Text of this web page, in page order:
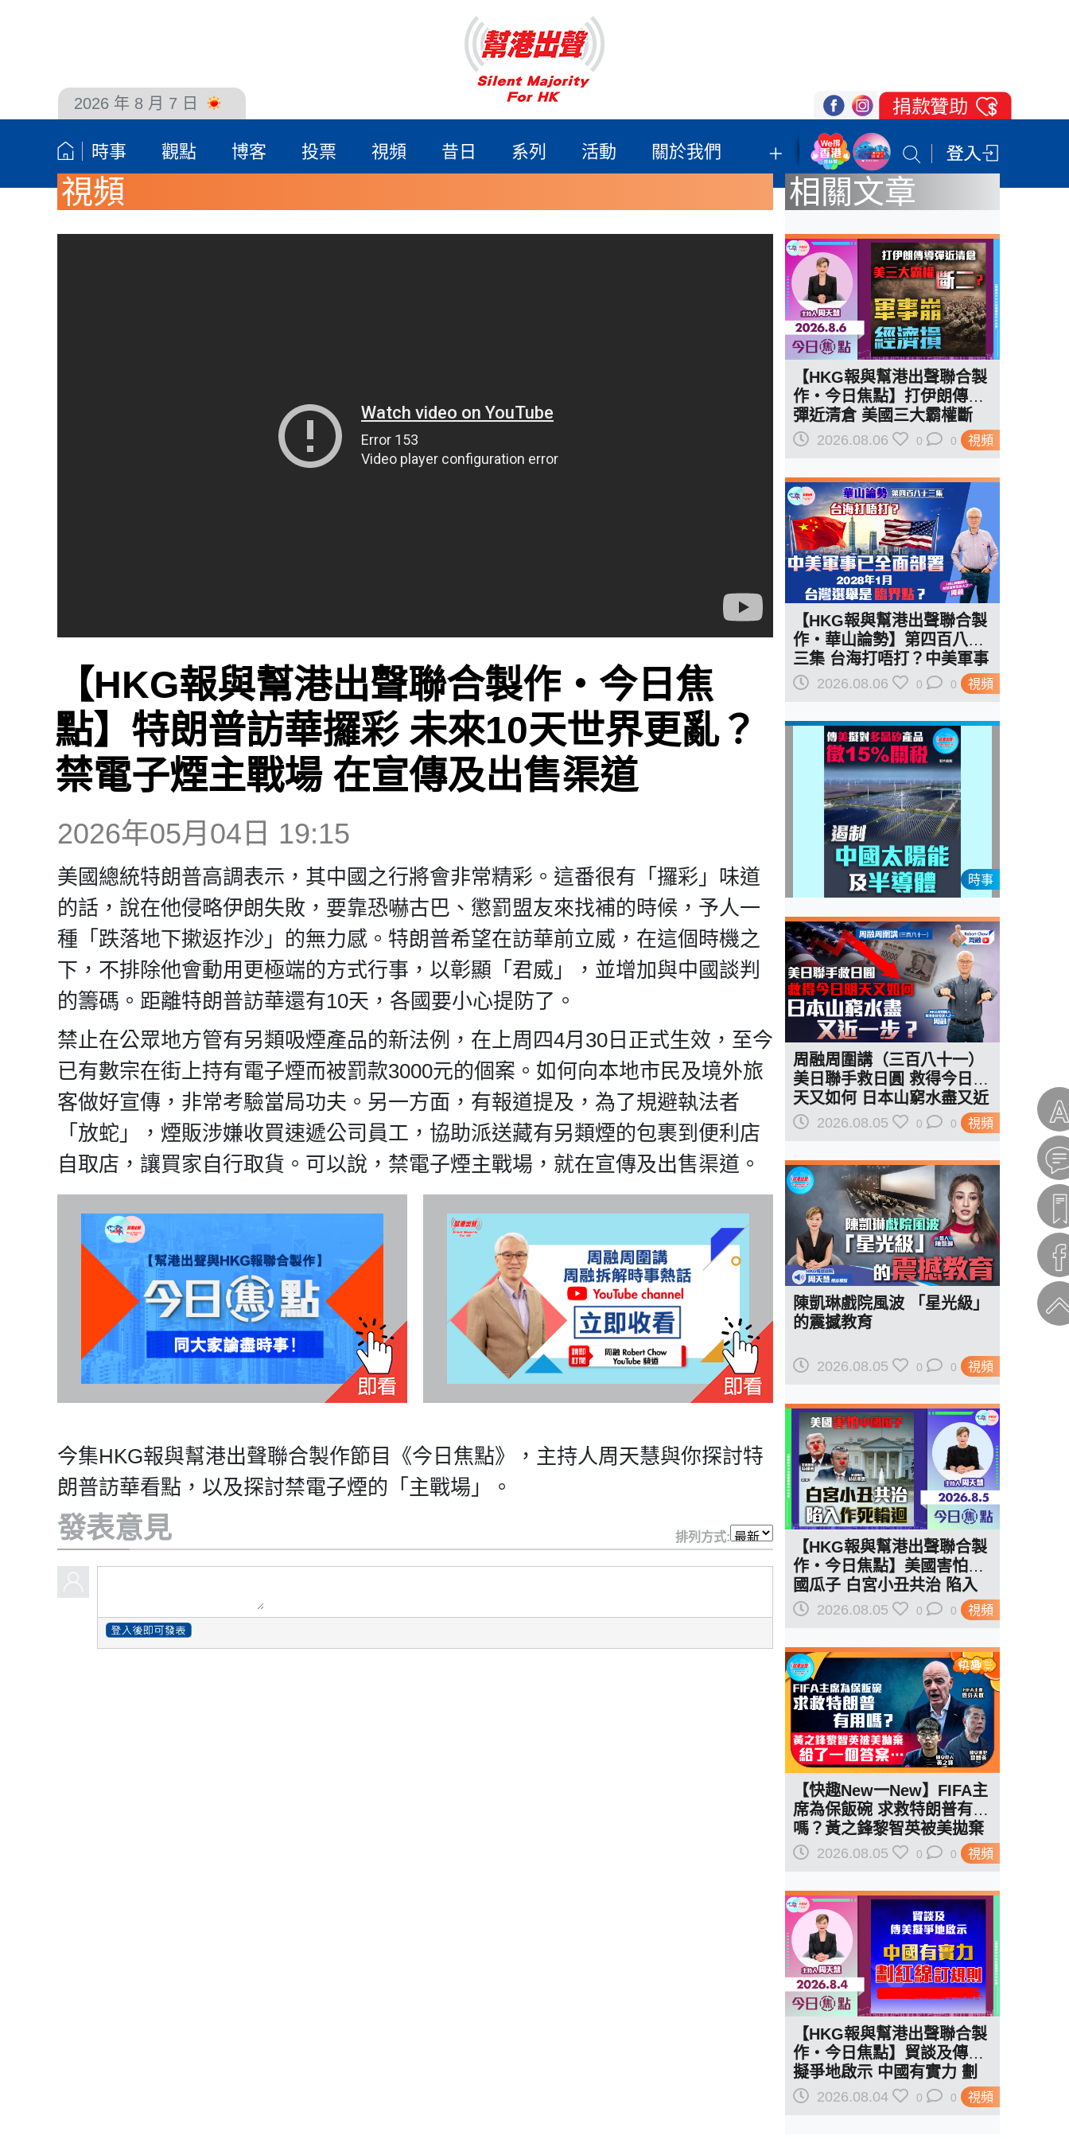
2026 年 8 月 7 日
時事 觀點 博客 投票 視頻 昔日 系列 活動 關於我們 我們的立場 登記支持 聯絡我們
視頻
【HKG報與幫港出聲聯合製作‧今日焦
點】特朗普訪華攞彩 未來10天世界更亂？
禁電子煙主戰場 在宣傳及出售渠道
2026年05月04日 19:15
美國總統特朗普高調表示，其中國之行將會非常精彩。這番很有「攞彩」味道
的話，說在他侵略伊朗失敗，要靠恐嚇古巴、懲罰盟友來找補的時候，予人一
種「跌落地下摗返拃沙」的無力感。特朗普希望在訪華前立威，在這個時機之
下，不排除他會動用更極端的方式行事，以彰顯「君威」，並增加與中國談判
的籌碼。距離特朗普訪華還有10天，各國要小心提防了。
禁止在公眾地方管有另類吸煙產品的新法例，在上周四4月30日正式生效，至今
已有數宗在街上持有電子煙而被罰款3000元的個案。如何向本地市民及境外旅
客做好宣傳，非常考驗當局功夫。另一方面，有報道提及，為了規避執法者
「放蛇」，煙販涉嫌收買速遞公司員工，協助派送藏有另類煙的包裹到便利店
自取店，讓買家自行取貨。可以說，禁電子煙主戰場，就在宣傳及出售渠道。
今集HKG報與幫港出聲聯合製作節目《今日焦點》，主持人周天慧與你探討特
朗普訪華看點，以及探討禁電子煙的「主戰場」。
發表意見 排列方式:
相關文章
視頻
【HKG報與幫港出聲聯合製
作‧今日焦點】打伊朗傳導
彈近清倉 美國三大霸權斷
二？軍事崩 經濟損
2026.08.06 0 0
視頻
【HKG報與幫港出聲聯合製
作‧華山論勢】第四百八十
三集 台海打唔打？中美軍事
已全面部署 2028年1月台灣
2026.08.06 0 0
時事
視頻
周融周圍講（三百八十一）
美日聯手救日圓 救得今日明
天又如何 日本山窮水盡又近
一步？2026.08.05 0 0
視頻
陳凱琳戲院風波 「星光級」
的震撼教育
2026.08.05 0 0
視頻
【HKG報與幫港出聲聯合製
作‧今日焦點】美國害怕中
國瓜子 白宮小丑共治 陷入
作死輪迴
2026.08.05 0 0
視頻
【快趣New一New】FIFA主
席為保飯碗 求救特朗普有用
嗎？黃之鋒黎智英被美拋棄
給了一個答案…
2026.08.05 0 0
視頻
【HKG報與幫港出聲聯合製
作‧今日焦點】貿談及傳美
擬爭地啟示 中國有實力 劃
紅線訂規則
2026.08.04 0 0